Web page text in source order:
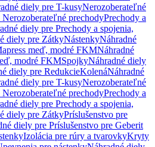
diely pre T-kusyNerozoberateľné
prechodyPrechody a
diely pre Prechody a spojenia,
diely pre ZátkyNástenkyNáhradné
meď, modré FKMNáhradné
modré FKMSpojkyNáhradné diely
diely pre RedukcieKolenáNáhradné
diely pre T-kusyNerozoberateľné
prechodyPrechody a
diely pre Prechody a spojenia,
diely pre ZátkyPríslušenstvo pre
diely pre Príslušenstvo pre Geberit
Izolácia pre rúry a tvarovkyKryty